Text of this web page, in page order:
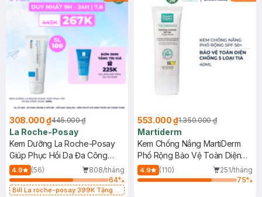
308.000 ₫445.000 ₫
La Roche-Posay
Kem Dưỡng La Roche-Posay
Giúp Phục Hồi Da Đa Công
Dụng 40ml
4.9 (56)
808/tháng
64%
Bill La roche-posay 399K Tặng
553.000 ₫1.350.000 ₫
Martiderm
Kem Chống Nắng MartiDerm
Phổ Rộng Bảo Vệ Toàn Diện
40ml
4.9 (110)
251/tháng
75%